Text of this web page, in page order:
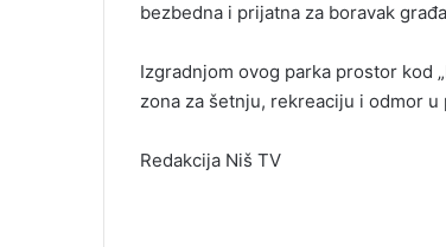
bezbedna i prijatna za boravak
Izgradnjom ovog parka prostor kod
zona za šetnju, rekreaciju i odmor
Redakcija Niš TV